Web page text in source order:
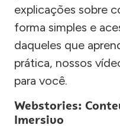
explicações sobre
forma simples e
daqueles que
prática, nossos
para você.
Webstories:
Imersivo